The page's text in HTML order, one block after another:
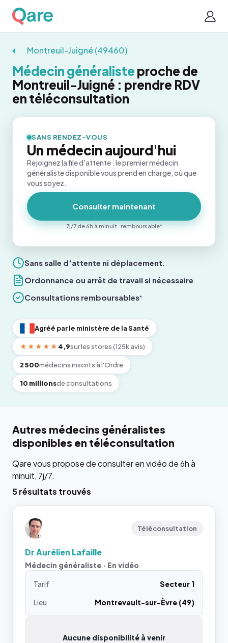
Montreuil-Juigné (49460)
Médecin généraliste proche de
Montreuil-Juigné : prendre RDV
en téléconsultation
Sans salle d'attente ni déplacement.
Ordonnance ou arrêt de travail si nécessaire
Consultations remboursables*
Agréé par le ministère de la Santé
★★★★★ 4,9sur les stores (125k avis)
2 500médecins inscrits à l'Ordre
10 millionsde consultations
SANS RENDEZ-VOUS
Un médecin aujourd'hui
Rejoignez la file d'attente : le premier médecin
généraliste disponible vous prend en charge, où que
vous soyez.
Consulter maintenant
7j/7 de 6h à minuit · remboursable*
Autres médecins généralistes
disponibles en téléconsultation
Qare vous propose de consulter en vidéo de 6h à
minuit, 7j/7.
5 résultats trouvés
Téléconsultation
Dr Aurélien Lafaille
Médecin généraliste · En vidéo
Tarif
Secteur 1
Lieu
Montrevault-sur-Èvre (49)
Aucune disponibilité à venir